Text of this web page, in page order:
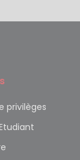
privilèges